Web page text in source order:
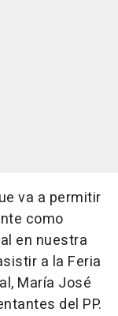
va a permitir
como
en nuestra
a la Feria
María José
del PP.